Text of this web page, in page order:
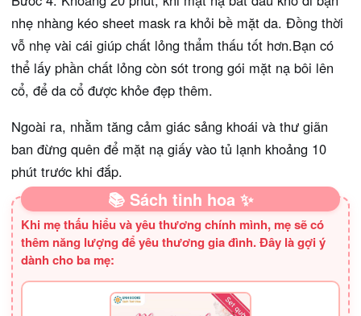
nhẹ nhàng kéo sheet mask ra khỏi bề mặt da. Đồng thời
vỗ nhẹ vài cái giúp chất lỏng thẩm thấu tốt hơn.Bạn có
thể lấy phần chất lỏng còn sót trong gói mặt nạ bôi lên
cổ, để da cổ được khỏe đẹp thêm.
Ngoài ra, nhằm tăng cảm giác sảng khoái và thư giãn
ban đừng quên để mặt nạ giấy vào tủ lạnh khoảng 10
phút trước khi đắp.
📚 Sách tinh hoa ✨
Khi mẹ thấu hiểu và yêu thương chính mình, mẹ sẽ có
thêm năng lượng để yêu thương gia đình. Đây là gợi ý
dành cho ba mẹ: